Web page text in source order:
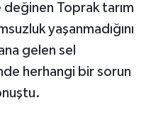
Toprak tarım
yaşanmadığını
gelen sel
herhangi bir sorun